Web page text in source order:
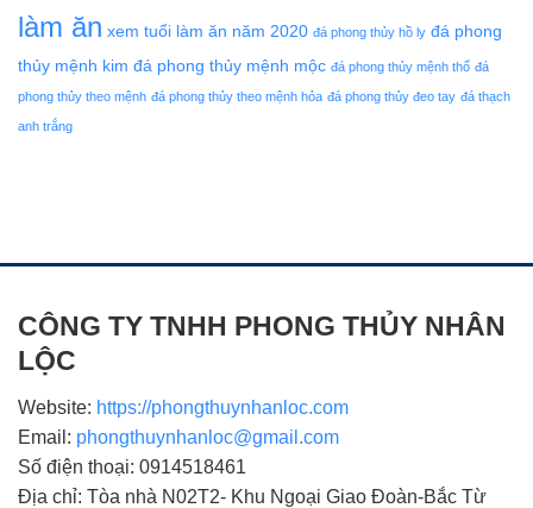
làm ăn xem tuổi làm ăn năm 2020 đá phong thủy hồ ly đá phong
thủy mệnh kim đá phong thủy mệnh mộc đá phong thủy mệnh thổ đá
phong thủy theo mệnh đá phong thủy theo mệnh hỏa đá phong thủy đeo tay đá thạch
anh trắng
CÔNG TY TNHH PHONG THỦY NHÂN
LỘC
Website: https://phongthuynhanloc.com
Email: phongthuynhanloc@gmail.com
Số điện thoại: 0914518461
Địa chỉ: Tòa nhà N02T2- Khu Ngoại Giao Đoàn-Bắc Từ